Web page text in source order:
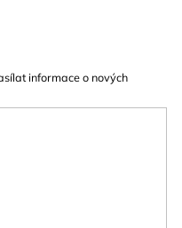
informace o nových